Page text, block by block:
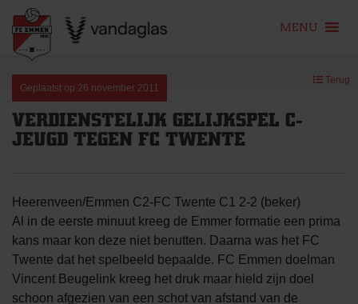
content
MENU
Geplaatst op 26 november 2011
Terug
VERDIENSTELIJK GELIJKSPEL C-
JEUGD TEGEN FC TWENTE
Heerenveen/Emmen C2-FC Twente C1 2-2 (beker)
Al in de eerste minuut kreeg de Emmer formatie een prima
kans maar kon deze niet benutten. Daarna was het FC
Twente dat het spelbeeld bepaalde. FC Emmen doelman
Vincent Beugelink kreeg het druk maar hield zijn doel
schoon afgezien van een schot van afstand van de